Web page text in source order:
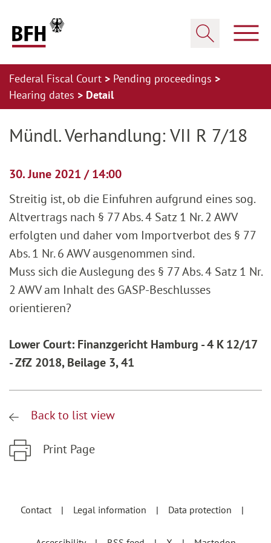
Federal Fiscal Court
Pending proceedings
Hearing dates
Detail
Mündl. Verhandlung: VII R 7/18
30. June 2021 / 14:00
Streitig ist, ob die Einfuhren aufgrund eines sog.
Altvertrags nach § 77 Abs. 4 Satz 1 Nr. 2 AWV
erfolgten und daher vom Importverbot des § 77
Abs. 1 Nr. 6 AWV ausgenommen sind.
Muss sich die Auslegung des § 77 Abs. 4 Satz 1 Nr.
2 AWV am Inhalt des GASP-Beschlusses
orientieren?
Lower Court: Finanzgericht Hamburg - 4 K 12/17
- ZfZ 2018, Beilage 3, 41
Back to list view
Print Page
Contact
Legal information Data protection